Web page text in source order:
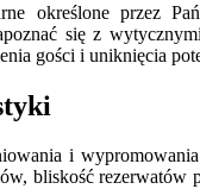
określone przez
się z
gości i uniknięcia
i
bliskość